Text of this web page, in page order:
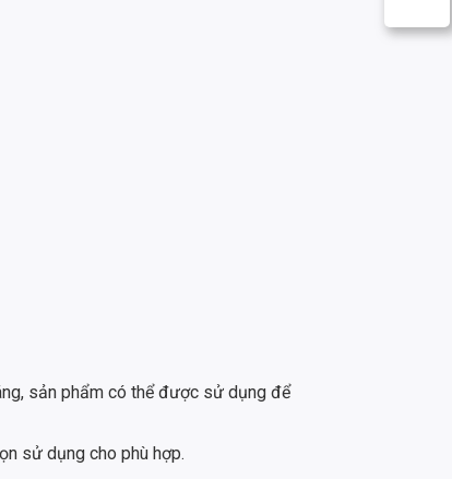
sản phẩm có thể được sử dụng để
sử dụng cho phù hợp.